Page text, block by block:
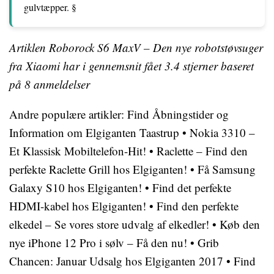
gulvtæpper. §
Artiklen Roborock S6 MaxV – Den nye robotstøvsuger
fra Xiaomi har i gennemsnit fået3.4 stjerner baseret
på 8 anmeldelser
Andre populære artikler: Find Åbningstider og
Information om Elgiganten Taastrup • Nokia 3310 –
Et Klassisk Mobiltelefon-Hit! • Raclette – Find den
perfekte Raclette Grill hos Elgiganten! • Få Samsung
Galaxy S10 hos Elgiganten! • Find det perfekte
HDMI-kabel hos Elgiganten! • Find den perfekte
elkedel – Se vores store udvalg af elkedler! • Køb den
nye iPhone 12 Pro i sølv – Få den nu! • Grib
Chancen: Januar Udsalg hos Elgiganten 2017 • Find